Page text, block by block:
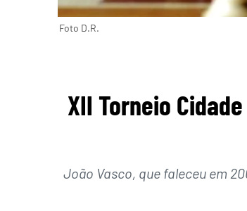
Foto D.R.
XII Torneio
João Vasco, que faleceu em